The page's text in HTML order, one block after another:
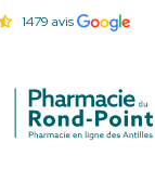
1479 avis